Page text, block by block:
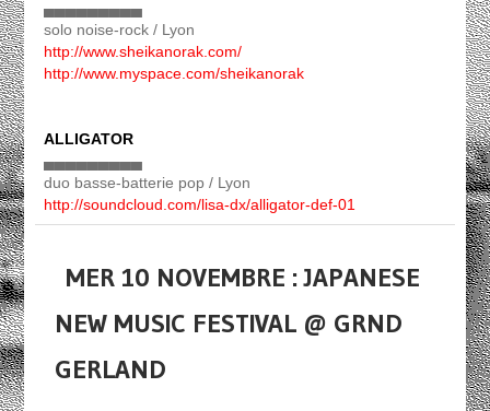
▄▄▄▄▄▄▄▄▄
solo noise-rock / Lyon
http://www.sheikanorak.com/
http://www.myspace.com/sheikanorak
ALLIGATOR
▄▄▄▄▄▄▄▄▄
duo basse-batterie pop / Lyon
http://soundcloud.com/lisa-dx/alligator-def-01
MER 10 NOVEMBRE : JAPANESE
NEW MUSIC FESTIVAL @ GRND
GERLAND